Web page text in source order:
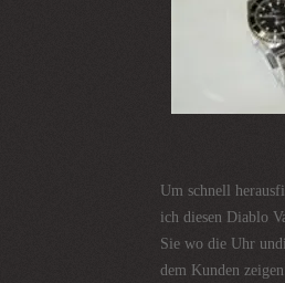
Um schnell
ich diesen Diablo
Sie wo die Uhr
dem Kunden